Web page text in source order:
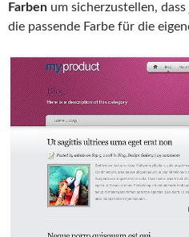
Farben um sicherzustellen,
die passende Farbe für die